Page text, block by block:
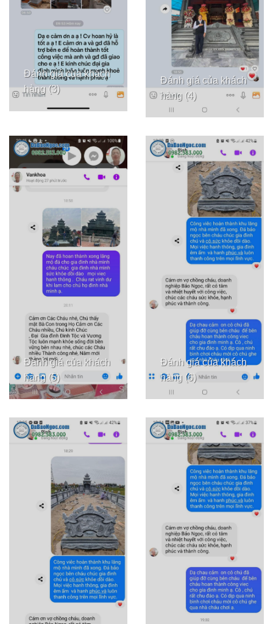
Đánh giá của khách
hàng (3)
Đánh giá của khách
hàng (4)
Đánh giá của khách
hàng (5)
Đánh giá của khách
hàng (6)